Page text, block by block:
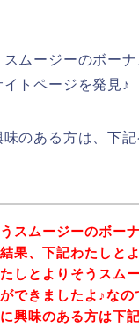
ムージーのボー
トページを発見♪
のある方は、下
スムージーのボー
果、下記わたしと
しとよりそうスム
できましたよ♪なの
興味のある方は下